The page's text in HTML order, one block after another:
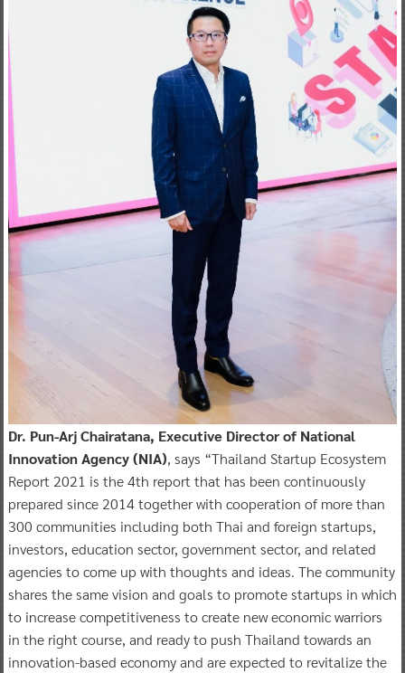
Dr. Pun-Arj Chairatana, Executive Director of National
Innovation Agency (NIA), says “Thailand Startup Ecosystem
Report 2021 is the 4th report that has been continuously
prepared since 2014 together with cooperation of more than
300 communities including both Thai and foreign startups,
investors, education sector, government sector, and related
agencies to come up with thoughts and ideas. The community
shares the same vision and goals to promote startups in which
to increase competitiveness to create new economic warriors
in the right course, and ready to push Thailand towards an
innovation-based economy and are expected to revitalize the